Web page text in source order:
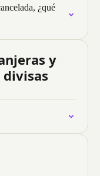
¿qué
y